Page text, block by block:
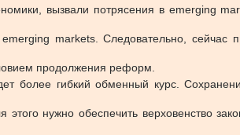
вызвали потрясения в emerging
markets. Следовательно, сейчас
продолжения реформ.
более гибкий обменный курс.
нужно обеспечить верховенство